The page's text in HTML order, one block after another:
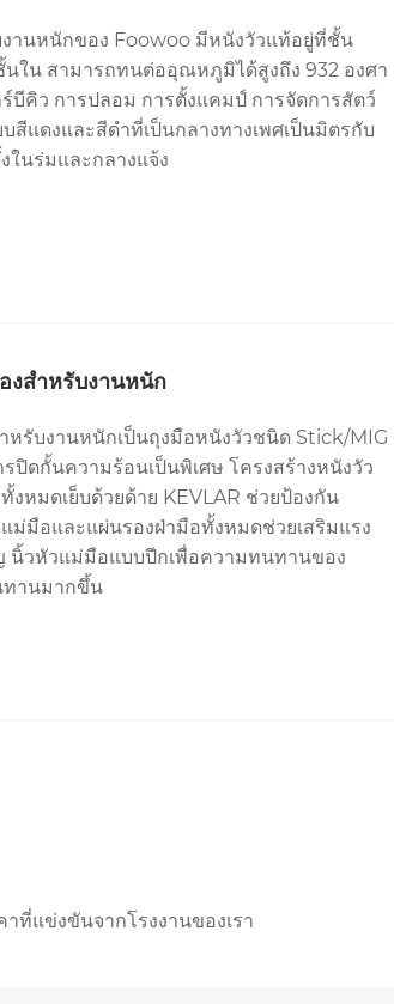
านหนักของ Foowoo มีหนังวัวแท้อยู่ที่ชั้น
ใน สามารถทนต่ออุณหภูมิได้สูงถึง 932 องศา
บีคิว การปลอม การตั้งแคมป์ การจัดการสัตว์
แดงและสีดำที่เป็นกลางทางเพศเป็นมิตรกับ
ในร่มและกลางแจ้ง
งสำหรับงานหนัก
หรับงานหนักเป็นถุงมือหนังวัวชนิด Stick/MIG
ดกั้นความร้อนเป็นพิเศษ โครงสร้างหนังวัว
งหมดเย็บด้วยด้าย KEVLAR ช่วยป้องกัน
ม่มือและแผ่นรองฝ่ามือทั้งหมดช่วยเสริมแรง
นิ้วหัวแม่มือแบบปีกเพื่อความทนทานของ
ทานมากขึ้น
แข่งขันจากโรงงานของเรา